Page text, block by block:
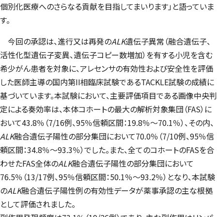
個別化医療へのさらなる貢献を目指してまいります」と語っていま
す。
今回の承認は、進行又は再発のALK遺伝子異常（融合遺伝子、
活性化型遺伝子変異、遺伝子コピー数増加）を有する小児を含む
希少がん患者を対象に、アレセンサの有効性および安全性を評価
した医師主導の国内第II相臨床試験であるTACKLE試験の成績に
基づいています。本試験において、主要評価項目である画像中央判
定による奏効率は、本体コホートの最大の解析対象集団（FAS）に
おいて43.8％（7/16例、95％信頼区間：19.8％～70.1％）、その内、
ALK融合遺伝子陽性の部分集団において70.0％（7/10例、95％信
頼区間：34.8％～93.3％）でした。また、全てのコホートのFASを合
わせたFAS全体のALK融合遺伝子陽性の部分集団において
76.5％（13/17例、95％信頼区間：50.1％～93.2％）となり、本試験
のALK融合遺伝子陽性例の有効性データが薬事承認の主な根拠
として評価されました。